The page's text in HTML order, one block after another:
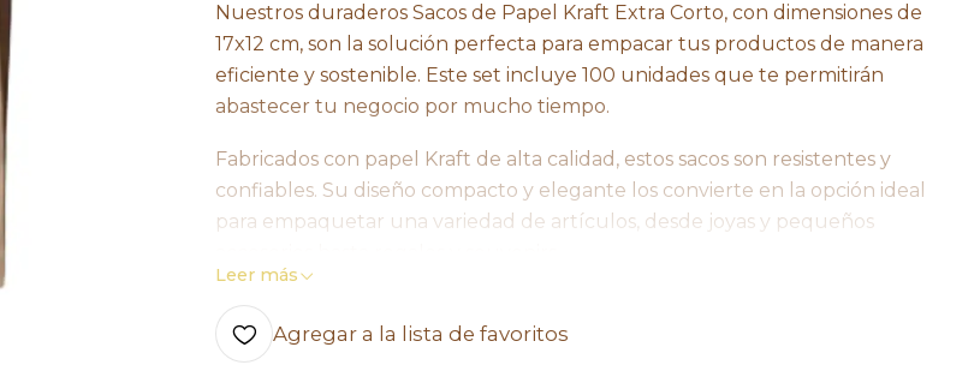
Nuestros duraderos Sacos de Papel Kraft Extra Corto, con dimensiones de
17x12 cm, son la solución perfecta para empacar tus productos de manera
eficiente y sostenible. Este set incluye 100 unidades que te permitirán
abastecer tu negocio por mucho tiempo.
Fabricados con papel Kraft de alta calidad, estos sacos son resistentes y
confiables. Su diseño compacto y elegante los convierte en la opción ideal
para empaquetar una variedad de artículos, desde joyas y pequeños
Además de ser funcionales, nuestros sacos de papel son una elección eco-
amigable. El papel Kraft utilizado es reciclable y biodegradable, lo cual
Leer más
Agregar a la lista de favoritos